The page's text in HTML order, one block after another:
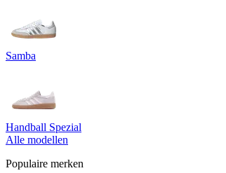
Samba
Handball Spezial
Alle modellen
Populaire merken